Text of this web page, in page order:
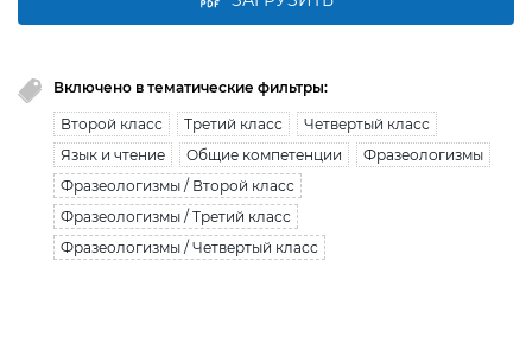
Включено в тематические фильтры:
Второй класс Третий класс
Четвертый класс
Язык и чтение
Общие компетенции
Фразеологизмы
Фразеологизмы / Второй класс
Фразеологизмы / Третий класс
Фразеологизмы / Четвертый класс